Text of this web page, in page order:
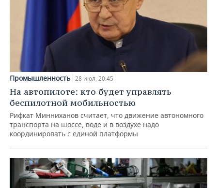
Промышленность 28 июл, 20:45
На автопилоте: кто будет управлять
беспилотной мобильностью
Рифкат Минниханов считает, что движение автономного
транспорта на шоссе, воде и в воздухе надо
координировать с единой платформы